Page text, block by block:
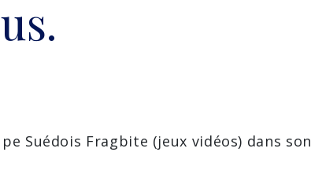
Suédois Fragbite (jeux vidéos) dans son